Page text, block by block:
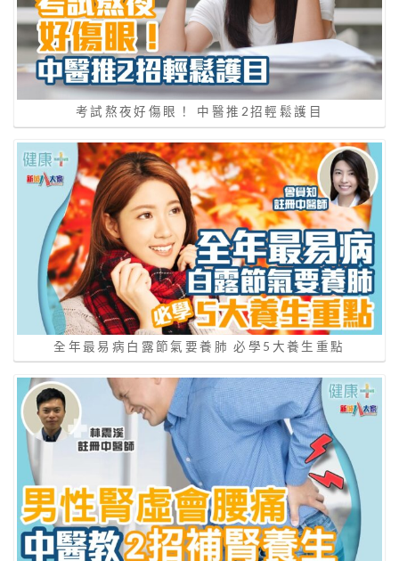
考試熬夜好傷眼！ 中醫推2招輕鬆護目
全年最易病白露節氣要養肺 必學5大養生重點